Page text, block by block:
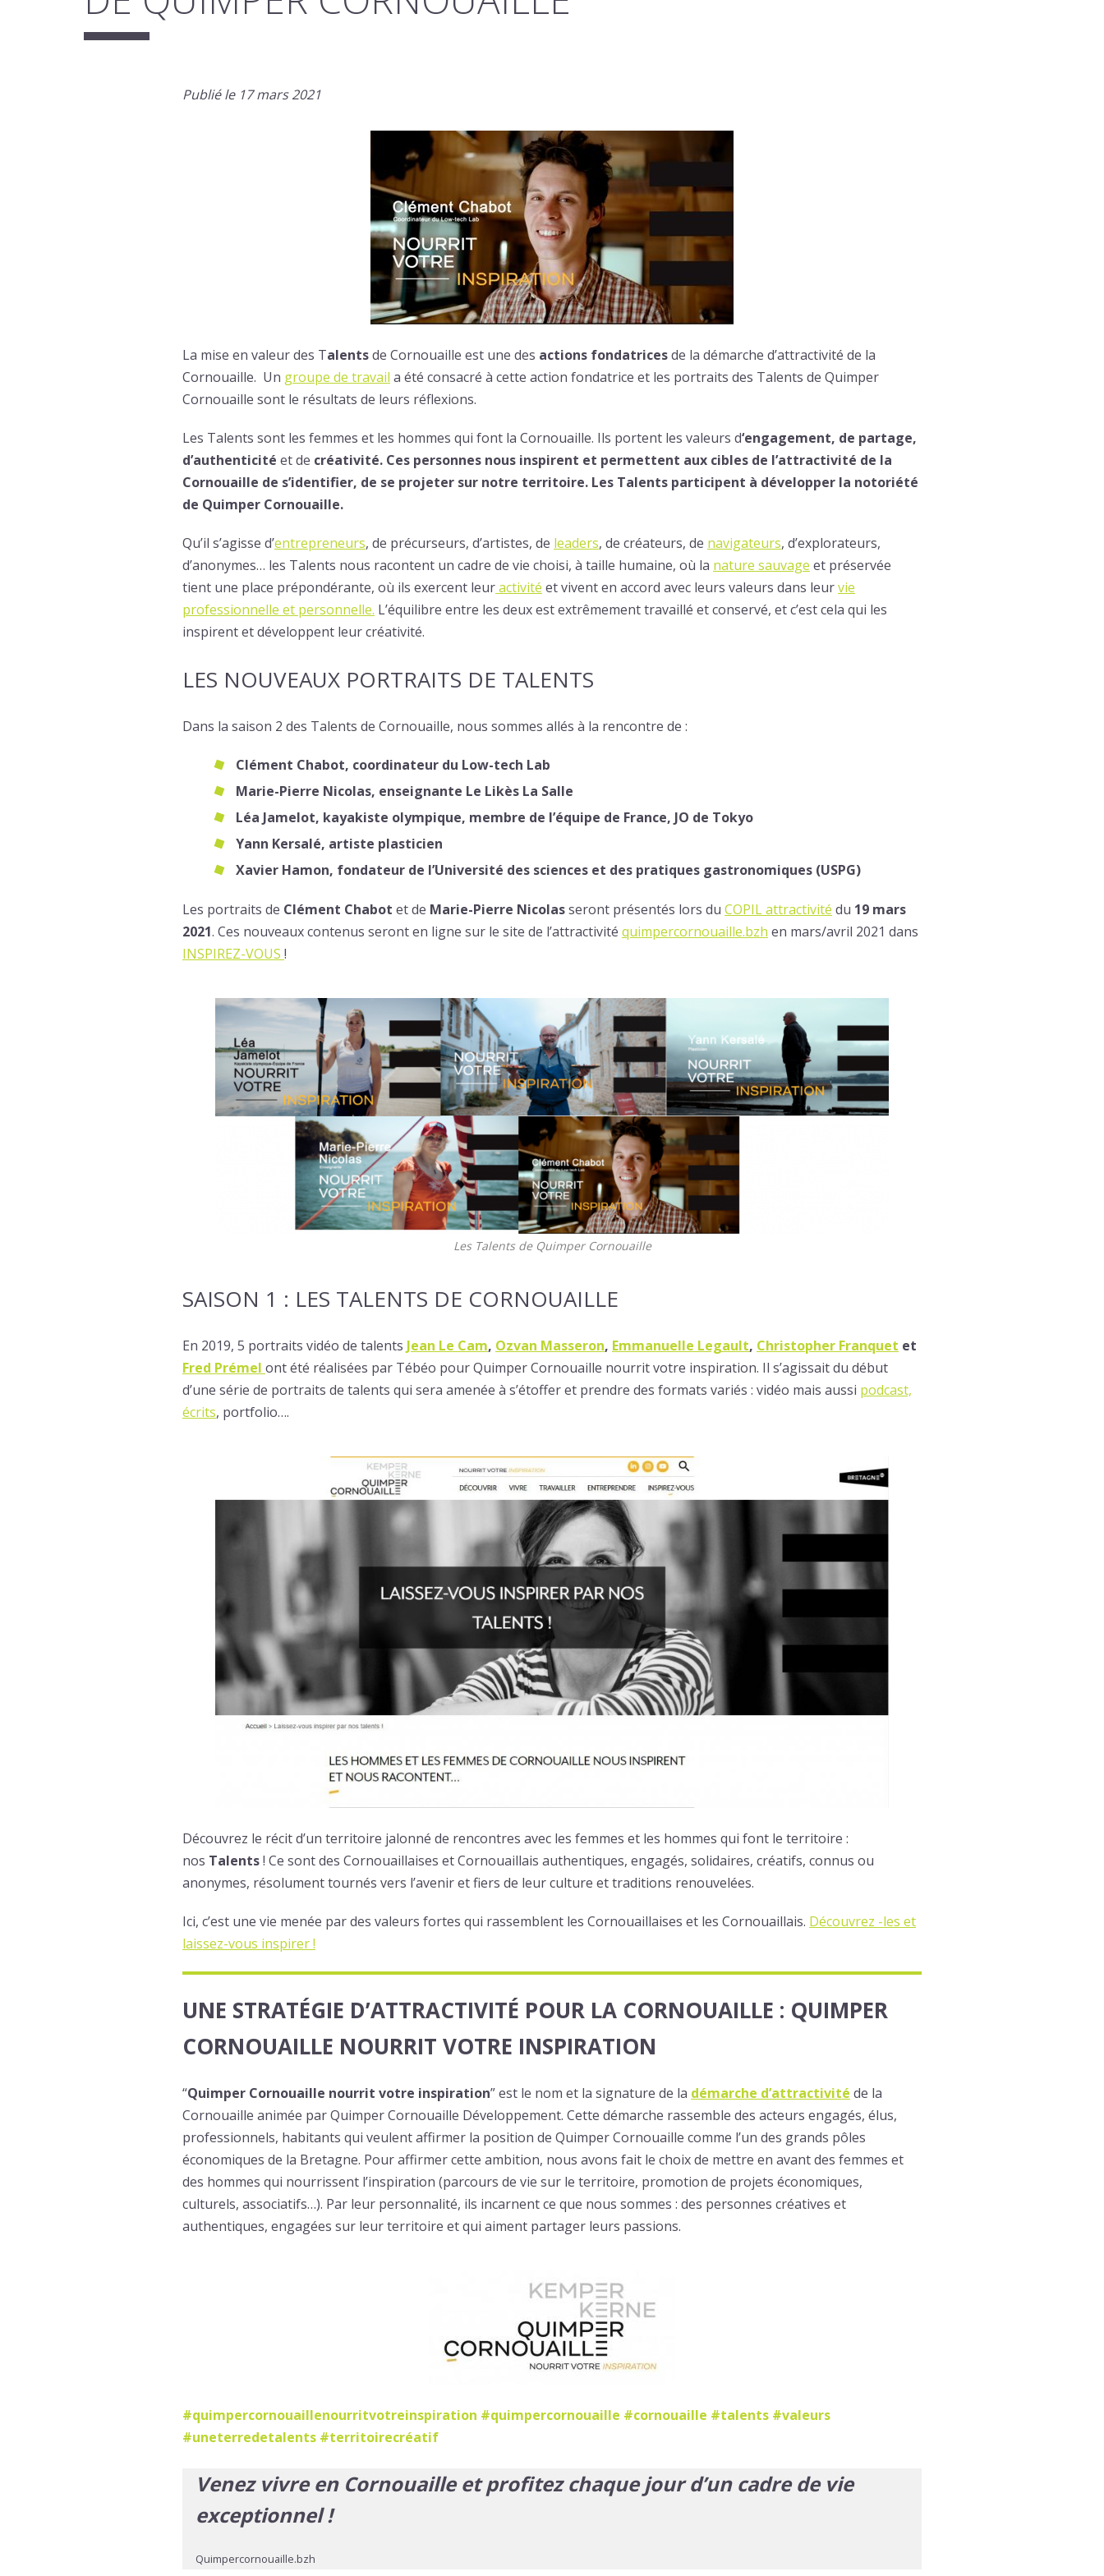
Publié le 17 mars 2021
La mise en valeur des Talentsde Cornouaille est une des actions fondatricesde la démarche d’attractivité de la
Cornouaille. Un groupe de travail a été consacré à cette action fondatrice et les portraits des Talents de Quimper
Cornouaille sont le résultats de leurs réflexions.
Les Talents sont les femmes et les hommes qui font la Cornouaille. Ils portent les valeurs d‘engagement, de partage,
d’authenticité et de créativité. Ces personnes nous inspirent et permettent aux cibles de l’attractivité de la
Cornouaille de s’identifier, de se projeter sur notre territoire. Les Talents participent à développer la notoriété
de Quimper Cornouaille.
Qu’il s’agisse d’entrepreneurs, de précurseurs, d’artistes, de leaders, de créateurs, de navigateurs, d’explorateurs,
d’anonymes… les Talents nous racontent un cadre de vie choisi, à taille humaine, où la nature sauvage et préservée
tient une place prépondérante, où ils exercent leuractivité et vivent en accord avec leurs valeurs dans leurvie
professionnelle et personnelle. L’équilibre entre les deux est extrêmement travaillé et conservé, et c’est cela qui les
inspirent et développent leur créativité.
LES NOUVEAUX PORTRAITS DE TALENTS
Dans la saison 2 des Talents de Cornouaille, nous sommes allés à la rencontre de :
Clément Chabot, coordinateur du Low-tech Lab
Marie-Pierre Nicolas, enseignante Le Likès La Salle
Léa Jamelot, kayakiste olympique, membre de l’équipe de France, JO de Tokyo
Yann Kersalé, artiste plasticien
Xavier Hamon, fondateur de l’Université des sciences et des pratiques gastronomiques (USPG)
Les portraits de Clément Chabot et de Marie-Pierre Nicolasseront présentés lors du COPIL attractivité du 19 mars
2021. Ces nouveaux contenus seront en ligne sur le site de l’attractivité quimpercornouaille.bzh en mars/avril 2021 dans
INSPIREZ-VOUS !
Les Talents de Quimper Cornouaille
SAISON 1 : LES TALENTS DE CORNOUAILLE
En 2019, 5 portraits vidéo de talents Jean Le Cam, Ozvan Masseron, Emmanuelle Legault, Christopher Franquet et
Fred Prémel ont été réalisées par Tébéo pour Quimper Cornouaille nourrit votre inspiration. Il s’agissait du début
d’une série de portraits de talents qui sera amenée à s’étoffer et prendre des formats variés : vidéo mais aussi podcast,
écrits, portfolio….
Découvrez le récit d’un territoire jalonné de rencontres avec les femmes et les hommes qui font le territoire :
nos Talents! Ce sont des Cornouaillaises et Cornouaillais authentiques, engagés, solidaires, créatifs, connus ou
anonymes, résolument tournés vers l’avenir et fiers de leur culture et traditions renouvelées.
Ici, c’est une vie menée par des valeurs fortes qui rassemblent les Cornouaillaises et les Cornouaillais. Découvrez -les et
laissez-vous inspirer !
UNE STRATÉGIE D’ATTRACTIVITÉ POUR LA CORNOUAILLE : QUIMPER
CORNOUAILLE NOURRIT VOTRE INSPIRATION
“Quimper Cornouaille nourrit votre inspiration” est le nom et la signature de la démarche d’attractivité de la
Cornouaille animée par Quimper Cornouaille Développement. Cette démarche rassemble des acteurs engagés, élus,
professionnels, habitants qui veulent affirmer la position de Quimper Cornouaille comme l’un des grands pôles
économiques de la Bretagne. Pour affirmer cette ambition, nous avons fait le choix de mettre en avant des femmes et
des hommes qui nourrissent l’inspiration (parcours de vie sur le territoire, promotion de projets économiques,
culturels, associatifs…). Par leur personnalité, ils incarnent ce que nous sommes : des personnes créatives et
authentiques, engagées sur leur territoire et qui aiment partager leurs passions.
#quimpercornouaillenourritvotreinspiration #quimpercornouaille #cornouaille #talents #valeurs
#uneterredetalents #territoirecréatif
Venez vivre en Cornouaille et profitez chaque jour d’un cadre de vie
exceptionnel !
Quimpercornouaille.bzh